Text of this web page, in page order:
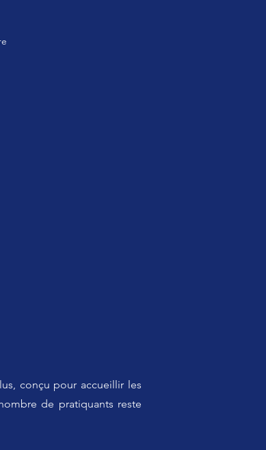
conçu pour accueillir les
de pratiquants reste